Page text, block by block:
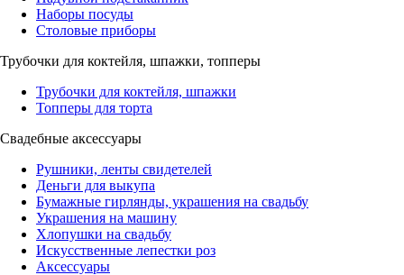
Наборы посуды
Столовые приборы
Трубочки для коктейля, шпажки, топперы
Трубочки для коктейля, шпажки
Топперы для торта
Свадебные аксессуары
Рушники, ленты свидетелей
Деньги для выкупа
Бумажные гирлянды, украшения на свадьбу
Украшения на машину
Хлопушки на свадьбу
Искусственные лепестки роз
Аксессуары